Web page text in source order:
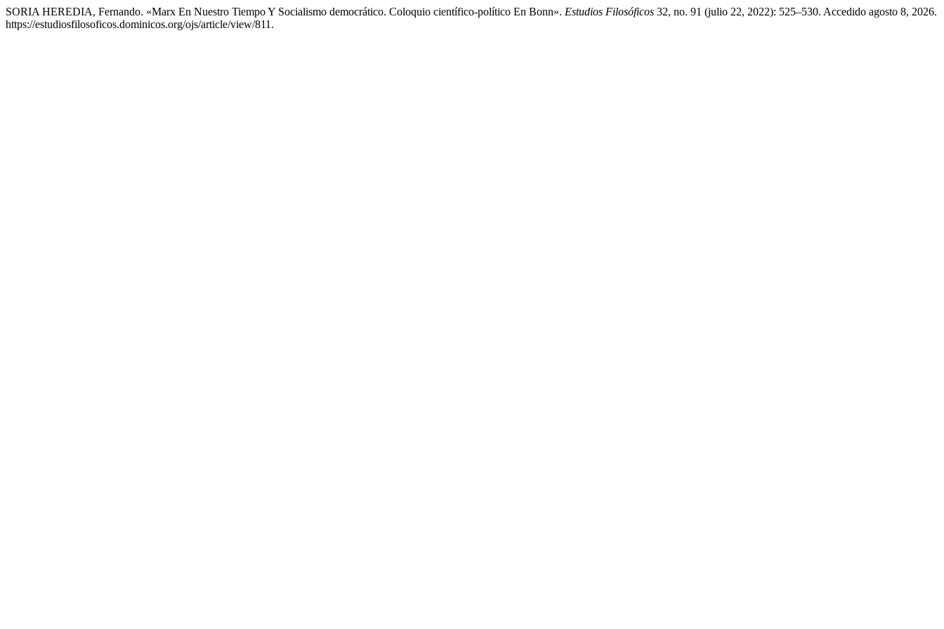
SORIA HEREDIA, Fernando. «Marx En Nuestro Tiempo Y Socialismo democrático. Coloquio científico-político En Bonn». Estudios Filosóficos 32, no. 91 (julio 22, 2022): 525–530. Accedido agosto 8, 2026.
https://estudiosfilosoficos.dominicos.org/ojs/article/view/811.